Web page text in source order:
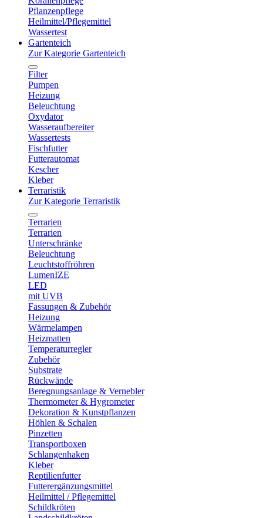
Pflanzenpflege
Heilmittel/Pflegemittel
Wassertest
Gartenteich
Zur Kategorie Gartenteich
Filter
Pumpen
Heizung
Beleuchtung
Oxydator
Wasseraufbereiter
Wassertests
Fischfutter
Futterautomat
Kescher
Kleber
Terraristik
Zur Kategorie Terraristik
Terrarien
Terrarien
Unterschränke
Beleuchtung
Leuchtstoffröhren
LumenIZE
LED
mit UVB
Fassungen & Zubehör
Heizung
Wärmelampen
Heizmatten
Temperaturregler
Zubehör
Substrate
Rückwände
Beregnungsanlage & Vernebler
Thermometer & Hygrometer
Dekoration & Kunstpflanzen
Höhlen & Schalen
Pinzetten
Transportboxen
Schlangenhaken
Kleber
Reptilienfutter
Futterergänzungsmittel
Heilmittel / Pflegemittel
Schildkröten